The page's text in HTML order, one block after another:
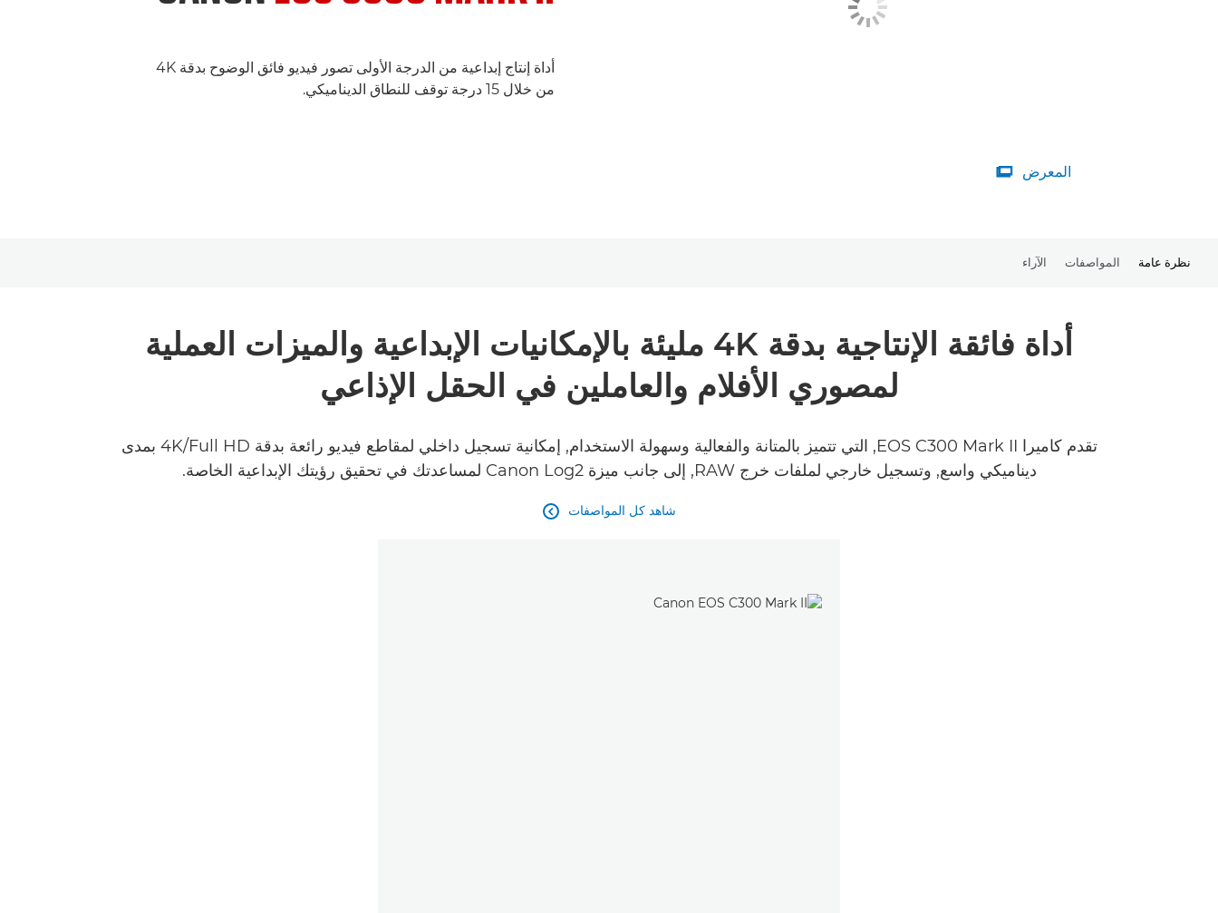
المعرض 
أداة إنتاج إبداعية من الدرجة الأولى تصور فيديو فائق الوضوح بدقة 4K
من خلال 15 درجة توقف للنطاق الديناميكي.
نظرة عامة المواصفات الآراء
أداة فائقة الإنتاجية بدقة 4K مليئة بالإمكانيات الإبداعية والميزات العملية
لمصوري الأفلام والعاملين في الحقل الإذاعي
تقدم كاميرا EOS C300 Mark II, التي تتميز بالمتانة والفعالية وسهولة الاستخدام, إمكانية تسجيل داخلي لمقاطع فيديو رائعة بدقة ‎4K/Full HD بمدى
ديناميكي واسع, وتسجيل خارجي لملفات خرج RAW, إلى جانب ميزة Canon Log2 لمساعدتك في تحقيق رؤيتك الإبداعية الخاصة.
شاهد كل المواصفات 